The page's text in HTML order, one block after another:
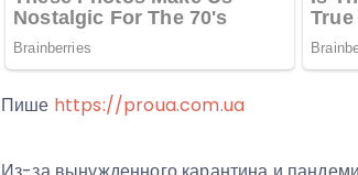
Пише https://proua.com.ua